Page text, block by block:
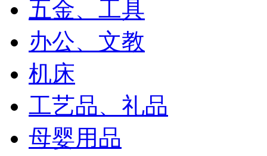
五金、工具
办公、文教
机床
工艺品、礼品
母婴用品